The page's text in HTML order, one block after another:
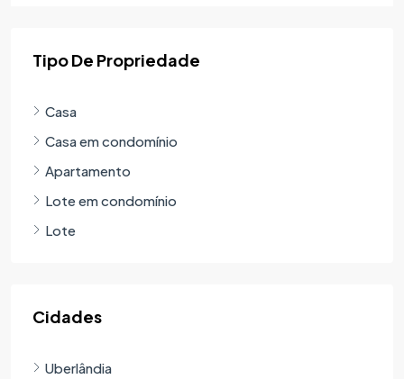
Tipo De Propriedade
Casa
Casa em condomínio
Apartamento
Lote em condomínio
Lote
Cidades
Uberlândia